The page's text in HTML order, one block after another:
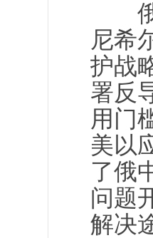
俄
尼希
护战
署反
用门
美以
了俄
问题
解决